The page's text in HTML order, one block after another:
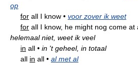
op
for all I know • voor zover ik weet
for all I know, he might nog come at
helemaal niet, weet ik veel
in all • in 't geheel, in totaal
all in all • al met al